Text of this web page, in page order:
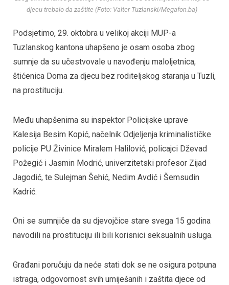
djecu trebalo da zaštite (Foto: Valter Tuzlanski/Megafon.ba)
Podsjetimo, 29. oktobra u velikoj akciji MUP-a
Tuzlanskog kantona uhapšeno je osam osoba zbog
sumnje da su učestvovale u navođenju maloljetnica,
štićenica Doma za djecu bez roditeljskog staranja u Tuzli,
na prostituciju.
Među uhapšenima su inspektor Policijske uprave
Kalesija Besim Kopić, načelnik Odjeljenja kriminalističke
policije PU Živinice Miralem Halilović, policajci Dževad
Požegić i Jasmin Modrić, univerzitetski profesor Zijad
Jagodić, te Sulejman Šehić, Nedim Avdić i Šemsudin
Kadrić.
Oni se sumnjiče da su djevojčice stare svega 15 godina
navodili na prostituciju ili bili korisnici seksualnih usluga.
Građani poručuju da neće stati dok se ne osigura potpuna
istraga, odgovornost svih umiješanih i zaštita djece od